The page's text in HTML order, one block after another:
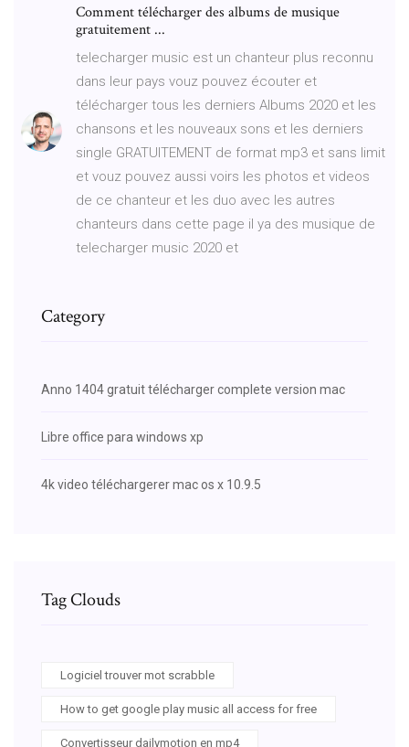
Comment télécharger des albums de musique
gratuitement ...
telecharger music est un chanteur plus reconnu
dans leur pays vouz pouvez écouter et
télécharger tous les derniers Albums 2020 et les
chansons et les nouveaux sons et les derniers
single GRATUITEMENT de format mp3 et sans limit
et vouz pouvez aussi voirs les photos et videos
de ce chanteur et les duo avec les autres
chanteurs dans cette page il ya des musique de
telecharger music 2020 et
Category
Anno 1404 gratuit télécharger complete version mac
Libre office para windows xp
4k video téléchargerer mac os x 10.9.5
Tag Clouds
Logiciel trouver mot scrabble
How to get google play music all access for free
Convertisseur dailymotion en mp4